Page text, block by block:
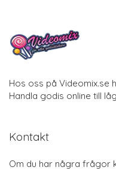
Hos oss på Videomix.se
Handla godis online till
Kontakt
Om du har några frågor